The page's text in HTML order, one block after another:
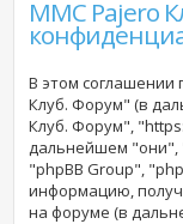
MMC Pajero
В этом соглашении
Клуб. Форум" (в
Клуб. Форум",
дальнейшем "они",
"phpBB Group",
информацию,
на форуме (в